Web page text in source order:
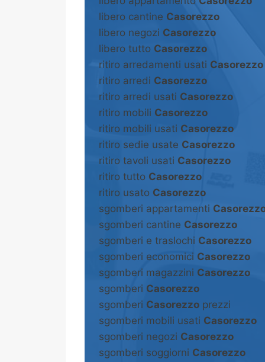
libero cantine Casorezzo
libero negozi Casorezzo
libero tutto Casorezzo
ritiro arredamenti usati Casorezzo
ritiro arredi Casorezzo
ritiro arredi usati Casorezzo
ritiro mobili Casorezzo
ritiro mobili usati Casorezzo
ritiro sedie usate Casorezzo
ritiro tavoli usati Casorezzo
ritiro tutto Casorezzo
ritiro usato Casorezzo
sgomberi appartamenti
sgomberi cantine Casorezzo
sgomberi e traslochi Casorezzo
sgomberi economici Casorezzo
sgomberi magazzini Casorezzo
sgomberi Casorezzo
sgomberi Casorezzo prezzi
sgomberi mobili usati Casorezzo
sgomberi negozi Casorezzo
sgomberi soggiorni Casorezzo